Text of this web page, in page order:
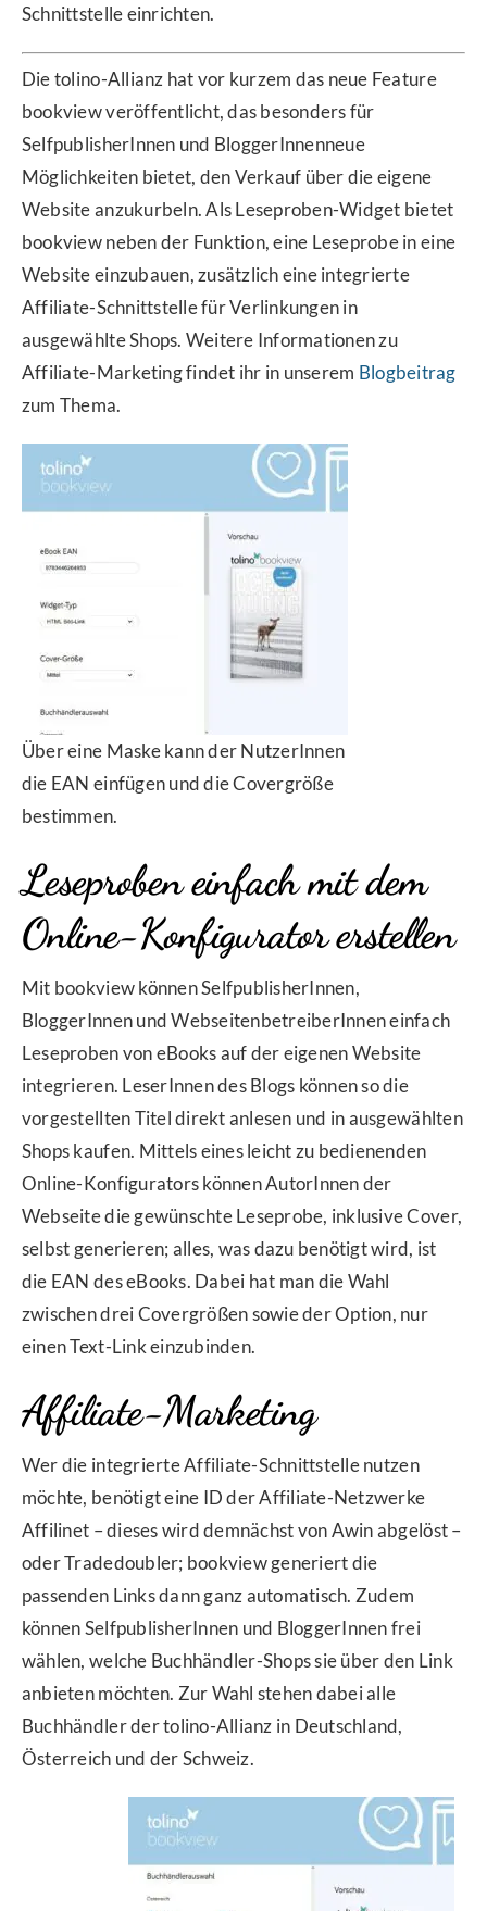
Schnittstelle einrichten.
Die tolino-Allianz hat vor kurzem das neue Feature
bookview veröffentlicht, das besonders für
SelfpublisherInnen und BloggerInnenneue
Möglichkeiten bietet, den Verkauf über die eigene
Website anzukurbeln. Als Leseproben-Widget bietet
bookview neben der Funktion, eine Leseprobe in eine
Website einzubauen, zusätzlich eine integrierte
Affiliate-Schnittstelle für Verlinkungen in
ausgewählte Shops. Weitere Informationen zu
Affiliate-Marketing findet ihr in unserem Blogbeitrag
zum Thema.
Über eine Maske kann der NutzerInnen
die EAN einfügen und die Covergröße
bestimmen.
Leseproben einfach mit dem
Online-Konfigurator erstellen
Mit bookview können SelfpublisherInnen,
BloggerInnen und WebseitenbetreiberInnen einfach
Leseproben von eBooks auf der eigenen Website
integrieren. LeserInnen des Blogs können so die
vorgestellten Titel direkt anlesen und in ausgewählten
Shops kaufen. Mittels eines leicht zu bedienenden
Online-Konfigurators können AutorInnen der
Webseite die gewünschte Leseprobe, inklusive Cover,
selbst generieren; alles, was dazu benötigt wird, ist
die EAN des eBooks. Dabei hat man die Wahl
zwischen drei Covergrößen sowie der Option, nur
einen Text-Link einzubinden.
Affiliate-Marketing
Wer die integrierte Affiliate-Schnittstelle nutzen
möchte, benötigt eine ID der Affiliate-Netzwerke
Affilinet – dieses wird demnächst von Awin abgelöst –
oder Tradedoubler; bookview generiert die
passenden Links dann ganz automatisch. Zudem
können SelfpublisherInnen und BloggerInnen frei
wählen, welche Buchhändler-Shops sie über den Link
anbieten möchten. Zur Wahl stehen dabei alle
Buchhändler der tolino-Allianz in Deutschland,
Österreich und der Schweiz.